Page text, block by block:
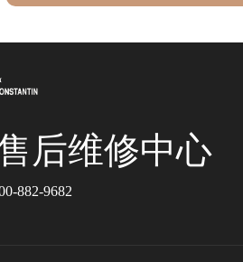
后维修中心
882-9682